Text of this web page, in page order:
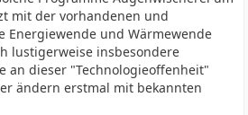
mit der vorhandenen und
Energiewende und Wärmewende
lustigerweise insbesondere
an dieser "Technologieoffenheit"
ändern erstmal mit bekannten